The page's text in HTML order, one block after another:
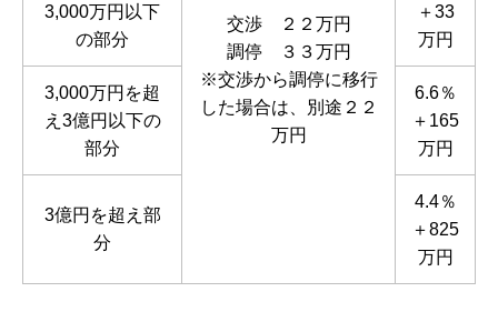
交渉 ２２万円
調停 ３３万円
※交渉から調停に移行
した場合は、別途２２
万円
3,000万円以下
の部分
＋33
万円
3,000万円を超
え3億円以下の
部分
6.6％
＋165
万円
3億円を超え部
分
4.4％
＋825
万円